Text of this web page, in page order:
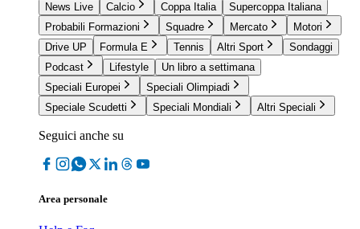
News Live
Calcio Coppa Italia
Supercoppa Italiana
Probabili Formazioni
Squadre Mercato
Motori
Drive UP
Formula E Tennis Altri Sport
Sondaggi
Podcast
Lifestyle
Un libro a settimana
Speciali Europei
Speciali Olimpiadi
Speciale Scudetti
Speciali Mondiali Altri Speciali
Seguici anche su
Area personale